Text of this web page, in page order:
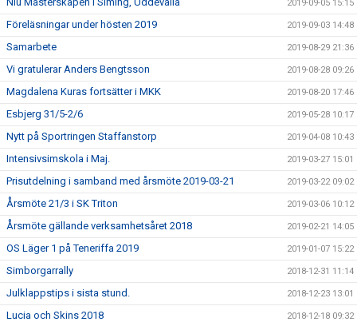
2019-09-05 15:15
Föreläsningar under hösten 2019 2019-09-03 14:48
Samarbete 2019-08-29 21:36
Vi gratulerar Anders Bengtsson 2019-08-28 09:26
Magdalena Kuras fortsätter i MKK 2019-08-20 17:46
Esbjerg 31/5-2/6 2019-05-28 10:17
Nytt på Sportringen Staffanstorp 2019-04-08 10:43
Intensivsimskola i Maj. 2019-03-27 15:01
Prisutdelning i samband med årsmöte 2019-03-21 2019-03-22 09:02
Årsmöte 21/3 i SK Triton 2019-03-06 10:12
Årsmöte gällande verksamhetsåret 2018 2019-02-21 14:05
OS Läger 1 på Teneriffa 2019 2019-01-07 15:22
Simborgarrally 2018-12-31 11:14
Julklappstips i sista stund. 2018-12-23 13:01
Lucia och Skins 2018 2018-12-18 09:32